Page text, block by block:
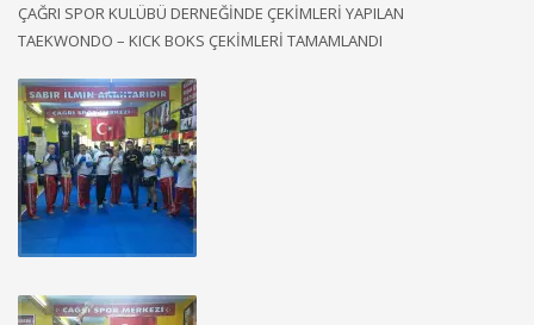
ÇAĞRI SPOR KULÜBÜ DERNEĞİNDE ÇEKİMLERİ YAPILAN
TAEKWONDO – KICK BOKS ÇEKİMLERİ TAMAMLANDI